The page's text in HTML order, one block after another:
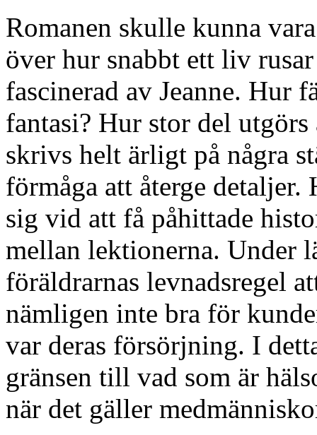
Romanen skulle kunna
över hur snabbt ett liv
fascinerad av Jeanne. Hur
fantasi? Hur stor del
skrivs helt ärligt på några
förmåga att återge detaljer.
sig vid att få påhittade
mellan lektionerna. Under
föräldrarnas levnadsregel
nämligen inte bra för
var deras försörjning. I
gränsen till vad som är
när det gäller